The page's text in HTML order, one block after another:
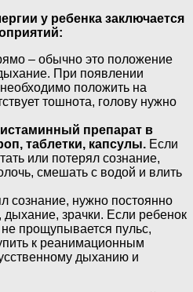
у ребенка заключается
– обычно это положение
При появлении
положить на
тошнота, голову нужно
препарат в
таблетки, капсулы. Если
или потерял сознание,
смешать с водой и влить
сознание, нужно постоянно
дыхание, зрачки. Если ребенок
прощупывается пульс,
к реанимационным
дыханию и